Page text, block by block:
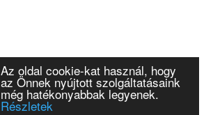
Az oldal cookie-kat használ, hogy
az Önnek nyújtott szolgáltatásaink
még hatékonyabbak legyenek.
Részletek